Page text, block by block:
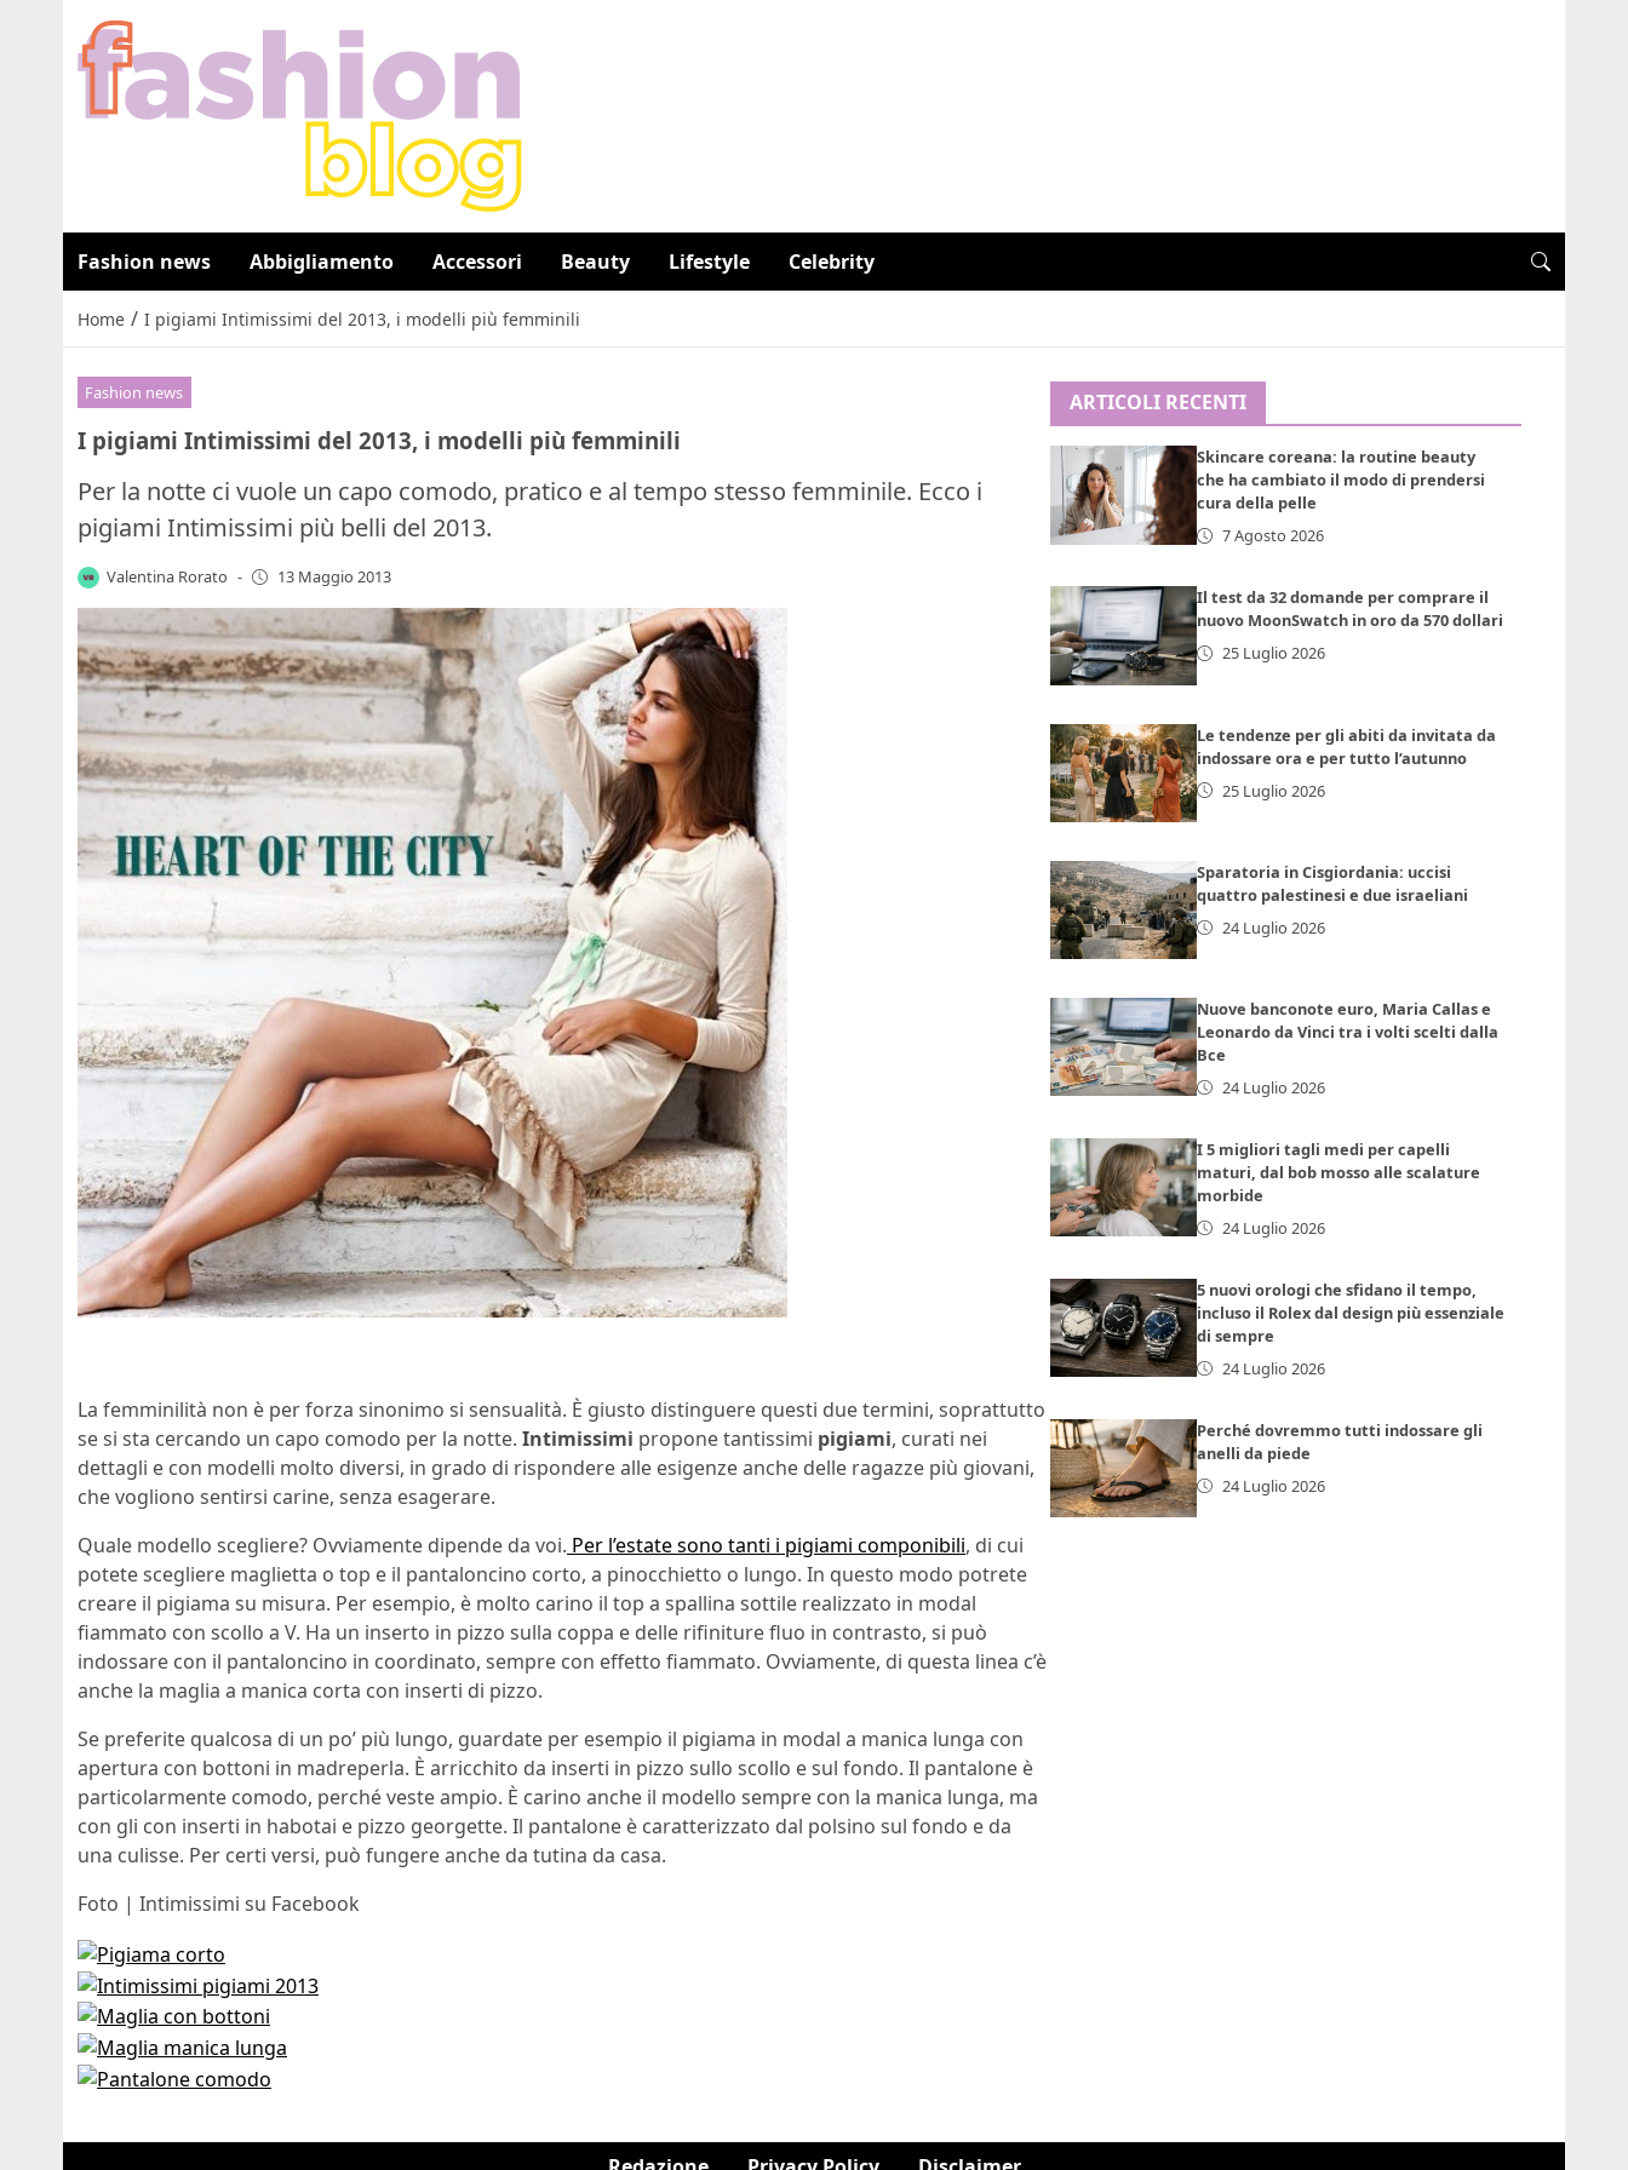
Fashion news Abbigliamento Accessori Beauty Lifestyle Celebrity
Home / I pigiami Intimissimi del 2013, i modelli più femminili
Fashion news
I pigiami Intimissimi del 2013, i modelli più femminili
Per la notte ci vuole un capo comodo, pratico e al tempo stesso femminile. Ecco i
pigiami Intimissimi più belli del 2013.
Valentina Rorato - 13 Maggio 2013
La femminilità non è per forza sinonimo si sensualità. È giusto distinguere questi due termini, soprattutto
se si sta cercando un capo comodo per la notte. Intimissimi propone tantissimi pigiami, curati nei
dettagli e con modelli molto diversi, in grado di rispondere alle esigenze anche delle ragazze più giovani,
che vogliono sentirsi carine, senza esagerare.
Quale modello scegliere? Ovviamente dipende da voi. Per l’estate sono tanti i pigiami componibili, di cui
potete scegliere maglietta o top e il pantaloncino corto, a pinocchietto o lungo. In questo modo potrete
creare il pigiama su misura. Per esempio, è molto carino il top a spallina sottile realizzato in modal
fiammato con scollo a V. Ha un inserto in pizzo sulla coppa e delle rifiniture fluo in contrasto, si può
indossare con il pantaloncino in coordinato, sempre con effetto fiammato. Ovviamente, di questa linea c’è
anche la maglia a manica corta con inserti di pizzo.
Se preferite qualcosa di un po’ più lungo, guardate per esempio il pigiama in modal a manica lunga con
apertura con bottoni in madreperla. È arricchito da inserti in pizzo sullo scollo e sul fondo. Il pantalone è
particolarmente comodo, perché veste ampio. È carino anche il modello sempre con la manica lunga, ma
con gli con inserti in habotai e pizzo georgette. Il pantalone è caratterizzato dal polsino sul fondo e da
una culisse. Per certi versi, può fungere anche da tutina da casa.
Foto | Intimissimi su Facebook
ARTICOLI RECENTI
Skincare coreana: la routine beauty
che ha cambiato il modo di prendersi
cura della pelle
7 Agosto 2026
Il test da 32 domande per comprare il
nuovo MoonSwatch in oro da 570 dollari
25 Luglio 2026
Le tendenze per gli abiti da invitata da
indossare ora e per tutto l’autunno
25 Luglio 2026
Sparatoria in Cisgiordania: uccisi
quattro palestinesi e due israeliani
24 Luglio 2026
Nuove banconote euro, Maria Callas e
Leonardo da Vinci tra i volti scelti dalla
Bce
24 Luglio 2026
I 5 migliori tagli medi per capelli
maturi, dal bob mosso alle scalature
morbide
24 Luglio 2026
5 nuovi orologi che sfidano il tempo,
incluso il Rolex dal design più essenziale
di sempre
24 Luglio 2026
Perché dovremmo tutti indossare gli
anelli da piede
24 Luglio 2026